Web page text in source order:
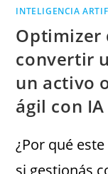
INTELIGENCIA
Optimizer
convertir
un activo
ágil con IA
¿Por qué